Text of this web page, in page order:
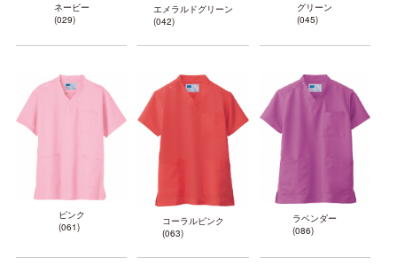
ネービー
(029)
エメラルドグリーン
(042)
グリーン
(045)
ピンク
(061)
コーラルピンク
(063)
ラベンダー
(086)